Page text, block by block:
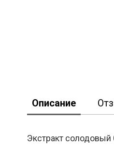
Описание
Экстракт солодовый